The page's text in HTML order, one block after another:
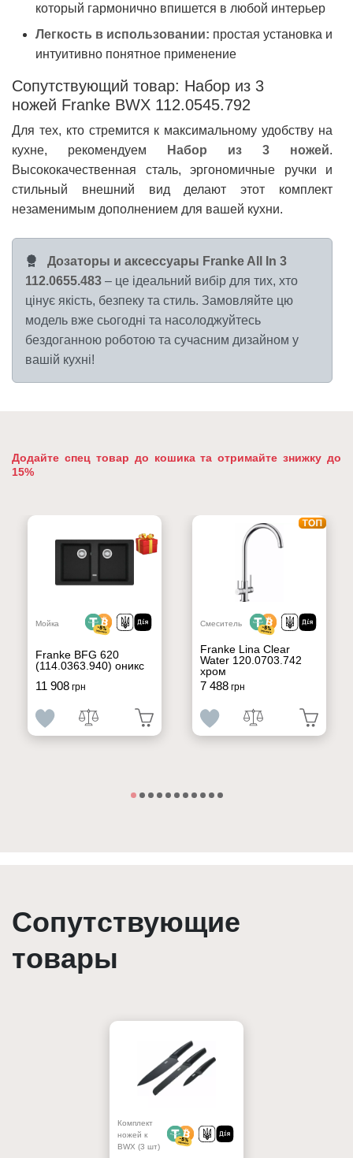
который гармонично впишется в любой интерьер
Легкость в использовании: простая установка и
интуитивно понятное применение
Сопутствующий товар: Набор из 3
ножей Franke BWX 112.0545.792
Для тех, кто стремится к максимальному удобству на
кухне, рекомендуем
Набор из 3 ножей.
Высококачественная сталь, эргономичные ручки и
стильный внешний вид делают этот комплект
незаменимым дополнением для вашей кухни.
Дозаторы и аксессуары Franke All In 3
112.0655.483 – це ідеальний вибір для тих, хто
цінує якість, безпеку та стиль. Замовляйте цю
модель вже сьогодні та насолоджуйтесь
бездоганною роботою та сучасним дизайном у
вашій кухні!
Додайте спец товар до кошика та отримайте знижку до
15%
Мойка
Franke BFG 620
(114.0363.940) оникс
11 908грн
Смеситель
Franke Lina Clear
Water 120.0703.742
хром
7 488грн
Сопутствующие
товары
Комплект
ножей к
BWX (3 шт)